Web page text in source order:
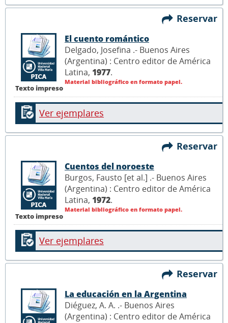
Reservar
Texto impreso
El cuento romántico
Delgado, Josefina .- Buenos Aires
(Argentina) : Centro editor de América
Latina, 1977.
Material bibliográfico en formato papel.
Ver ejemplares
Reservar
Texto impreso
Cuentos del noroeste
Burgos, Fausto [et al.] .- Buenos Aires
(Argentina) : Centro editor de América
Latina, 1972.
Material bibliográfico en formato papel.
Ver ejemplares
Reservar
La educación en la Argentina
Diéguez, A. A. .- Buenos Aires
(Argentina) : Centro editor de América